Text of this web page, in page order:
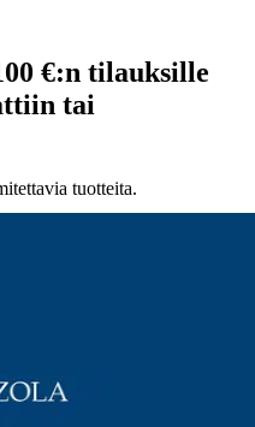
€:n tilauksille
tai
tuotteita.